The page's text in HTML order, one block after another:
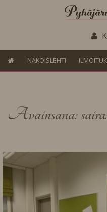
NÄKÖISLEHTI
Avainsana: